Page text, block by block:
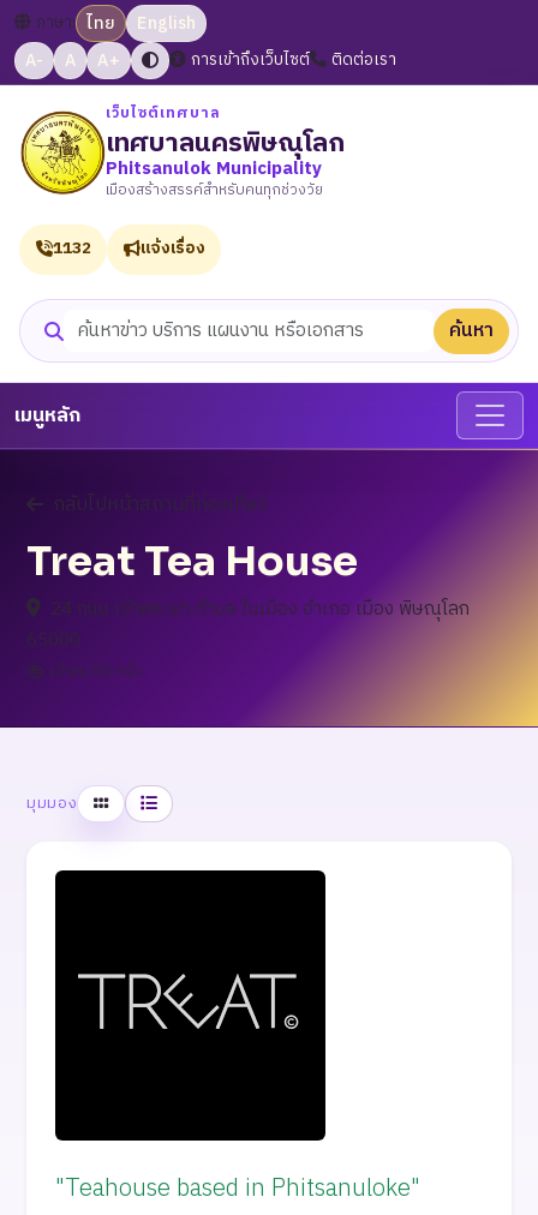
ภาษา: ไทย
English
A-
A A+ การเข้าถึงเว็บไซต์ ติดต่อเรา
เว็บไซต์เทศบาล
เทศบาลนครพิษณุโลก
Phitsanulok Municipality
เมืองสร้างสรรค์สำหรับคนทุกช่วงวัย
ค้นหาเว็บไซต์ ค้นหา
1132 แจ้งเรื่อง
เมนูหลัก
กลับไปหน้าสถานที่ท่องเที่ยว
Treat Tea House
24 ถนน เจ้าพระยา ตำบล ในเมือง อำเภอ เมือง พิษณุโลก
65000
เข้าชม 50 ครั้ง
มุมมอง ตารางรายการ
"Teahouse based in Phitsanuloke"